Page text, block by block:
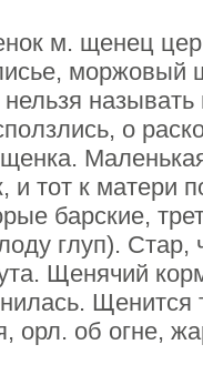
м. щенец
о
тот к матери
барские,
глуп). Стар,
Щенячий
Щенится
об огне,